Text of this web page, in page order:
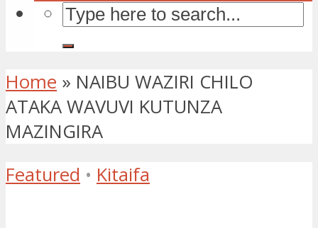
Home » NAIBU WAZIRI CHILO
ATAKA WAVUVI KUTUNZA
MAZINGIRA
Featured • Kitaifa